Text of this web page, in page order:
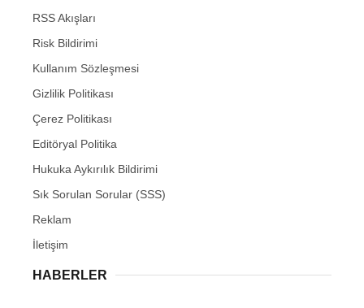
RSS Akışları
Risk Bildirimi
Kullanım Sözleşmesi
Gizlilik Politikası
Çerez Politikası
Editöryal Politika
Hukuka Aykırılık Bildirimi
Sık Sorulan Sorular (SSS)
Reklam
İletişim
HABERLER